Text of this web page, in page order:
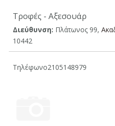
Τροφές - Αξεσουάρ
Διεύθυνση: Πλάτωνος 99,
10442
Τηλέφωνο2105148979